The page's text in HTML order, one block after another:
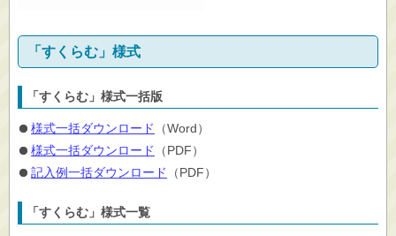
「すくらむ」様式
「すくらむ」様式一括版
様式一括ダウンロード
（Word）
様式一括ダウンロード
（PDF）
記入例一括ダウンロード
（PDF）
「すくらむ」様式一覧